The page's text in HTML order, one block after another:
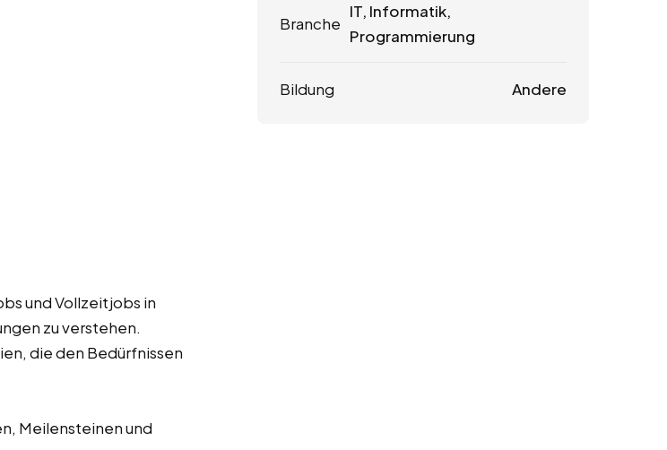
und Vollzeitjobs in
zu verstehen.
die den Bedürfnissen
Meilensteinen und
Branche
IT, Informatik,
Programmierung
Bildung Andere